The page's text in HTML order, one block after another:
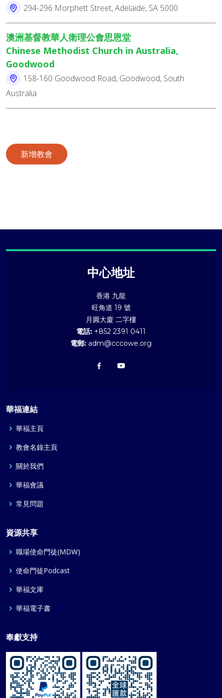
294-296 Morphett Street, Adelaide, SA 5000
澳洲基督教華人衛理公會思恩堂
Chinese Methodist Church in Australia,
Goodwood
158-160 Goodwood Road, Goodwood, South
Australia
新增教會
中心地址
香港 九龍
旺角道 19 號
月圓大廈 二字樓
電話: +852 2391 0411
電郵: adm@cccowe.org
華福連結
華福主頁
教會名錄主頁
關於我們
華福會議
常見問題
資源共享
職場使命門徒(MDW)
使命門徒Podcast
華福文庫
華福電子書
奉獻支持